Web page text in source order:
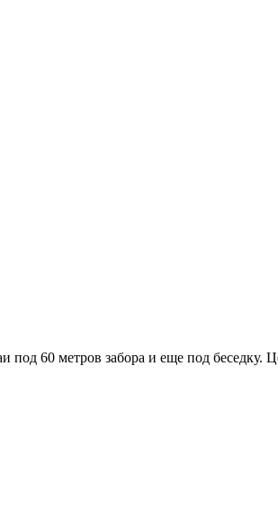
под 60 метров забора и еще под